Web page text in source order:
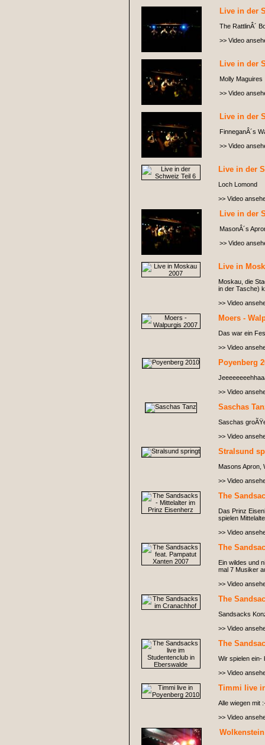
Live in der
The RattlinÂ´
>> Video
Live in der
Molly Maguires
>> Video
Live in der
FinneganÂ´s
>> Video
Live in der
Loch Lomond
>> Video
Live in der
MasonÂ´s
>> Video
Live in
Moskau, die
in der Tasche)
>> Video
Moers -
Das war ein
>> Video
Poyenberg
>> Video
Saschas
Saschas
>> Video
Stralsund
Masons Apron,
>> Video
The
Das Prinz
spielen
>> Video
The
Ein wildes und
mal 7 Musiker
>> Video
The
Sandsacks
>> Video
The
Wir spielen ein-
>> Video
Timmi live
Alle wiegen mit
>> Video
Wolkenstein